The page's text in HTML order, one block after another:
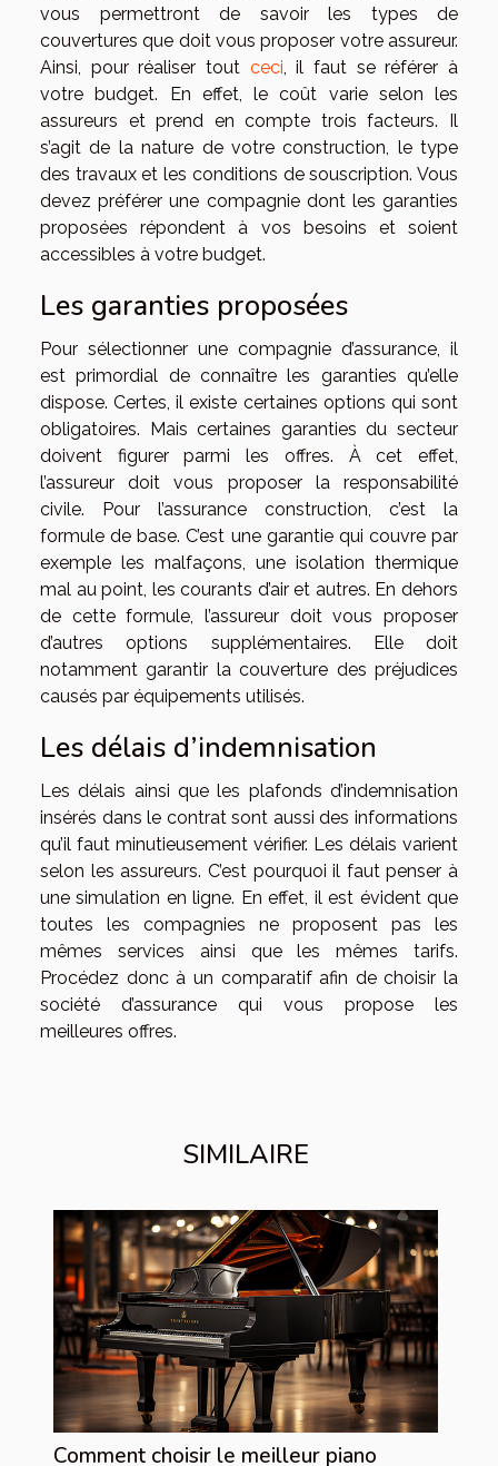
vous permettront de savoir les types de
couvertures que doit vous proposer votre assureur.
Ainsi, pour réaliser tout ceci, il faut se référer à
votre budget. En effet, le coût varie selon les
assureurs et prend en compte trois facteurs. Il
s’agit de la nature de votre construction, le type
des travaux et les conditions de souscription. Vous
devez préférer une compagnie dont les garanties
proposées répondent à vos besoins et soient
accessibles à votre budget.
Les garanties proposées
Pour sélectionner une compagnie d’assurance, il
est primordial de connaître les garanties qu’elle
dispose. Certes, il existe certaines options qui sont
obligatoires. Mais certaines garanties du secteur
doivent figurer parmi les offres. À cet effet,
l’assureur doit vous proposer la responsabilité
civile. Pour l’assurance construction, c’est la
formule de base. C’est une garantie qui couvre par
exemple les malfaçons, une isolation thermique
mal au point, les courants d’air et autres. En dehors
de cette formule, l’assureur doit vous proposer
d’autres options supplémentaires. Elle doit
notamment garantir la couverture des préjudices
causés par équipements utilisés.
Les délais d’indemnisation
Les délais ainsi que les plafonds d’indemnisation
insérés dans le contrat sont aussi des informations
qu’il faut minutieusement vérifier. Les délais varient
selon les assureurs. C’est pourquoi il faut penser à
une simulation en ligne. En effet, il est évident que
toutes les compagnies ne proposent pas les
mêmes services ainsi que les mêmes tarifs.
Procédez donc à un comparatif afin de choisir la
société d’assurance qui vous propose les
meilleures offres.
SIMILAIRE
Comment choisir le meilleur piano